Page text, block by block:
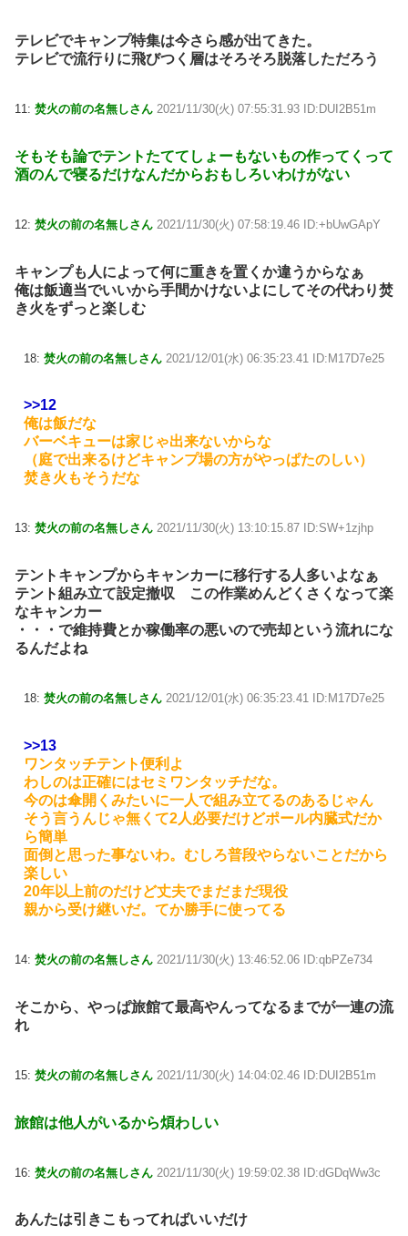
テレビでキャンプ特集は今さら感が出てきた。
テレビで流行りに飛びつく層はそろそろ脱落しただろう
11: 焚火の前の名無しさん 2021/11/30(火) 07:55:31.93 ID:DUI2B51m
そもそも論でテントたててしょーもないもの作ってくって
酒のんで寝るだけなんだからおもしろいわけがない
12: 焚火の前の名無しさん 2021/11/30(火) 07:58:19.46 ID:+bUwGApY
キャンプも人によって何に重きを置くか違うからなぁ
俺は飯適当でいいから手間かけないよにしてその代わり焚
き火をずっと楽しむ
18: 焚火の前の名無しさん 2021/12/01(水) 06:35:23.41 ID:M17D7e25
>>12
俺は飯だな
バーベキューは家じゃ出来ないからな
（庭で出来るけどキャンプ場の方がやっぱたのしい）
焚き火もそうだな
13: 焚火の前の名無しさん 2021/11/30(火) 13:10:15.87 ID:SW+1zjhp
テントキャンプからキャンカーに移行する人多いよなぁ
テント組み立て設定撤収 この作業めんどくさくなって楽
なキャンカー
・・・で維持費とか稼働率の悪いので売却という流れにな
るんだよね
18: 焚火の前の名無しさん 2021/12/01(水) 06:35:23.41 ID:M17D7e25
>>13
ワンタッチテント便利よ
わしのは正確にはセミワンタッチだな。
今のは傘開くみたいに一人で組み立てるのあるじゃん
そう言うんじゃ無くて2人必要だけどポール内臓式だか
ら簡単
面倒と思った事ないわ。むしろ普段やらないことだから
楽しい
20年以上前のだけど丈夫でまだまだ現役
親から受け継いだ。てか勝手に使ってる
14: 焚火の前の名無しさん 2021/11/30(火) 13:46:52.06 ID:qbPZe734
そこから、やっぱ旅館て最高やんってなるまでが一連の流
れ
15: 焚火の前の名無しさん 2021/11/30(火) 14:04:02.46 ID:DUI2B51m
旅館は他人がいるから煩わしい
16: 焚火の前の名無しさん 2021/11/30(火) 19:59:02.38 ID:dGDqWw3c
あんたは引きこもってればいいだけ